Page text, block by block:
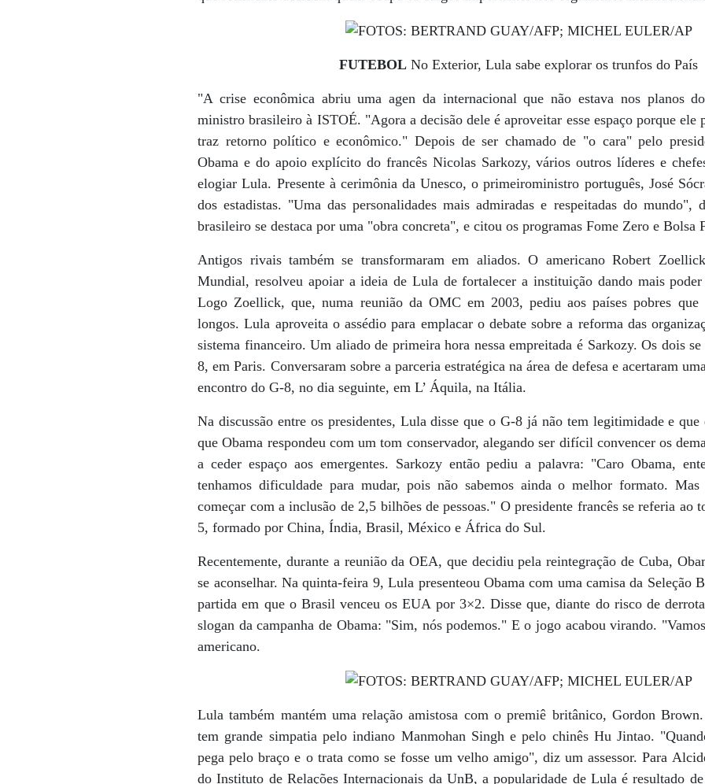
FUTEBOL No Exterior, Lula sabe explorar os trunfos do País
"A crise econômica abriu uma agen da internacional que não estava nos planos
ministro brasileiro à ISTOÉ. "Agora a decisão dele é aproveitar esse espaço porque
traz retorno político e econômico." Depois de ser chamado de "o cara" pelo
Obama e do apoio explícito do francês Nicolas Sarkozy, vários outros líderes e
elogiar Lula. Presente à cerimônia da Unesco, o primeiroministro português, José
dos estadistas. "Uma das personalidades mais admiradas e respeitadas do mundo",
brasileiro se destaca por uma "obra concreta", e citou os programas Fome Zero e Bolsa
Antigos rivais também se transformaram em aliados. O americano Robert
Mundial, resolveu apoiar a ideia de Lula de fortalecer a instituição dando mais poder
Logo Zoellick, que, numa reunião da OMC em 2003, pediu aos países pobres que
longos. Lula aproveita o assédio para emplacar o debate sobre a reforma das
sistema financeiro. Um aliado de primeira hora nessa empreitada é Sarkozy. Os dois
8, em Paris. Conversaram sobre a parceria estratégica na área de defesa e acertaram
encontro do G-8, no dia seguinte, em L’ Áquila, na Itália.
Na discussão entre os presidentes, Lula disse que o G-8 já não tem legitimidade e
que Obama respondeu com um tom conservador, alegando ser difícil convencer os
a ceder espaço aos emergentes. Sarkozy então pediu a palavra: "Caro Obama,
tenhamos dificuldade para mudar, pois não sabemos ainda o melhor formato.
começar com a inclusão de 2,5 bilhões de pessoas." O presidente francês se referia ao
5, formado por China, Índia, Brasil, México e África do Sul.
Recentemente, durante a reunião da OEA, que decidiu pela reintegração de Cuba,
se aconselhar. Na quinta-feira 9, Lula presenteou Obama com uma camisa da Seleção
partida em que o Brasil venceu os EUA por 3×2. Disse que, diante do risco de
slogan da campanha de Obama: "Sim, nós podemos." E o jogo acabou virando.
americano.
Lula também mantém uma relação amistosa com o premiê britânico, Gordon
tem grande simpatia pelo indiano Manmohan Singh e pelo chinês Hu Jintao.
pega pelo braço e o trata como se fosse um velho amigo", diz um assessor. Para
do Instituto de Relações Internacionais da UnB, a popularidade de Lula é resultado